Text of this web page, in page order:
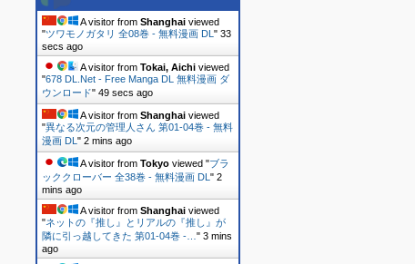
A visitor from Shanghaiviewed
"ツワモノガタリ 全08巻 - 無料漫画 DL " 34
secs ago
A visitor from Tokai, Aichiviewed
"678 DL.Net - Free Manga DL 無料漫画 ダ
ウンロード" 50 secs ago
A visitor from Shanghaiviewed
"異なる次元の管理人さん 第01-04巻 - 無料
漫画 DL " 2 mins ago
A visitor from Tokyoviewed "ブラ
ッククローバー 全38巻 - 無料漫画 DL " 2
mins ago
A visitor from Shanghaiviewed
"ネットの『推し』とリアルの『推し』が
隣に引っ越してきた 第01-04巻 -… " 3 mins
ago